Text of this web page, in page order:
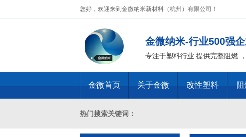
您好，欢迎来到金微纳米新材料（杭州）有限公司！
金微纳米-行业500强
专注于塑料行业 提供完整阻燃
金微首页 关于金微 改性塑料
热门搜索关键词：